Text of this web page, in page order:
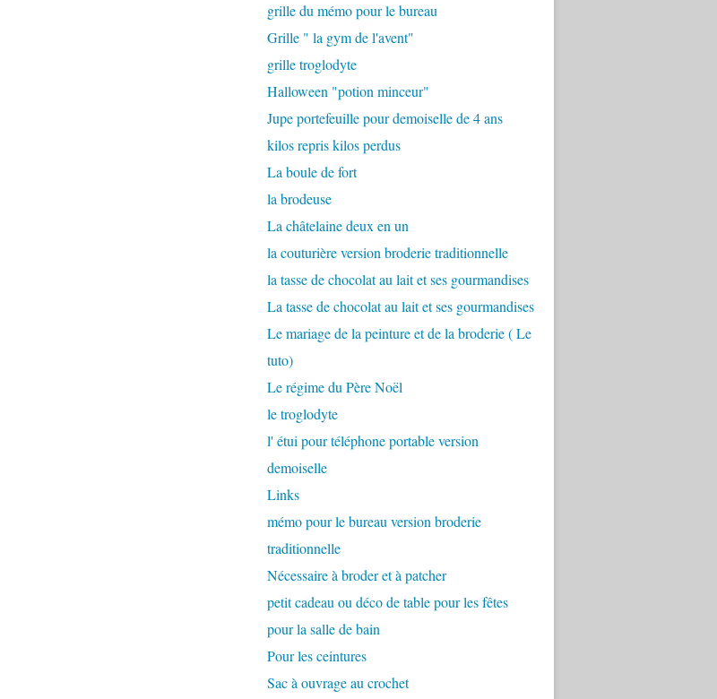
grille du mémo pour le bureau
Grille " la gym de l'avent"
grille troglodyte
Halloween "potion minceur"
Jupe portefeuille pour demoiselle de 4 ans
kilos repris kilos perdus
La boule de fort
la brodeuse
La châtelaine deux en un
la couturière version broderie traditionnelle
la tasse de chocolat au lait et ses gourmandises
La tasse de chocolat au lait et ses gourmandises
Le mariage de la peinture et de la broderie ( Le
tuto)
Le régime du Père Noël
le troglodyte
l' étui pour téléphone portable version
demoiselle
Links
mémo pour le bureau version broderie
traditionnelle
Nécessaire à broder et à patcher
petit cadeau ou déco de table pour les fêtes
pour la salle de bain
Pour les ceintures
Sac à ouvrage au crochet